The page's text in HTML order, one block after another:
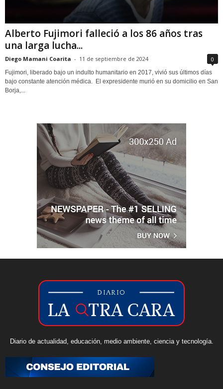
Alberto Fujimori falleció a los 86 años tras
una larga lucha...
Diego Mamani Coarita - 11 de septiembre de 2024 0
Fujimori, liberado bajo un indulto humanitario en 2017, vivió sus últimos días
bajo constante atención médica. El expresidente murió en su domicilio en San
Borja,...
Diario de actualidad, educación, medio ambiente, ciencia y tecnología.